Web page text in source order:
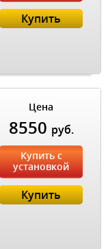
Купить
Цена
8550 руб.
Купить с
установкой
Купить